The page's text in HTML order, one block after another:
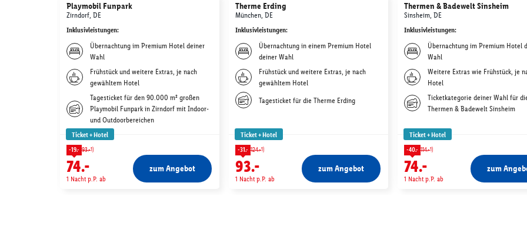
Playmobil Funpark
Zirndorf, DE
Inklusivleistungen:
Übernachtung im Premium Hotel deiner
Wahl
Frühstück und weitere Extras, je nach
gewähltem Hotel
Tagesticket für den 90.000 m² großen
Playmobil Funpark in Zirndorf mit Indoor-
und Outdoorbereichen
Ticket + Hotel
-19.- 93.-1)
74.-
1 Nacht p.P. ab
zum Angebot
Therme Erding
München, DE
Inklusivleistungen:
Übernachtung in einem Premium Hotel
deiner Wahl
Frühstück und weitere Extras, je nach
gewähltem Hotel
Tagesticket für die Therme Erding
Ticket + Hotel
-31.- 124.-1)
93.-
1 Nacht p.P. ab
zum Angebot
Thermen & Badewelt Sinsheim
Sinsheim, DE
Inklusivleistungen:
Übernachtung im Premium Hotel
Wahl
Weitere Extras wie Frühstück, je
Hotel
Ticketkategorie deiner Wahl für
Thermen & Badewelt Sinsheim
Ticket + Hotel
-40.- 114.-1)
74.-
1 Nacht p.P. ab
zum